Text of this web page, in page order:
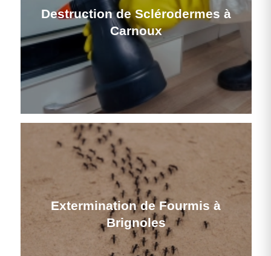
Destruction de Sclérodermes à
Carnoux
Extermination de Fourmis à
Brignoles